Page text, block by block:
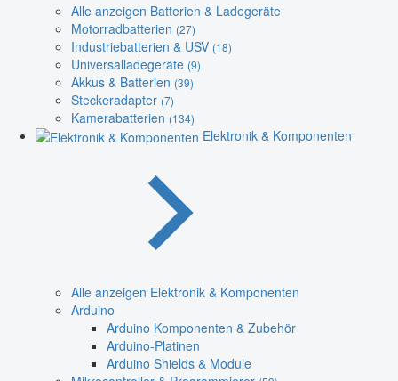
Alle anzeigen Batterien & Ladegeräte
Motorradbatterien (27)
Industriebatterien & USV (18)
Universalladegeräte (9)
Akkus & Batterien (39)
Steckeradapter (7)
Kamerabatterien (134)
Elektronik & Komponenten
Alle anzeigen Elektronik & Komponenten
Arduino
Arduino Komponenten & Zubehör
Arduino-Platinen
Arduino Shields & Module